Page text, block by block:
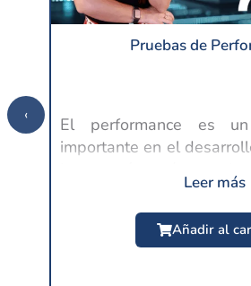
Pruebas de
El performance es
importante en el
usuario, ya que en este
un buen rendimiento
$24.99
Leer más
Añadir al
‹